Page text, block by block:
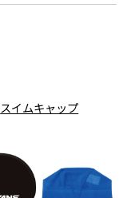
スイムキャップ